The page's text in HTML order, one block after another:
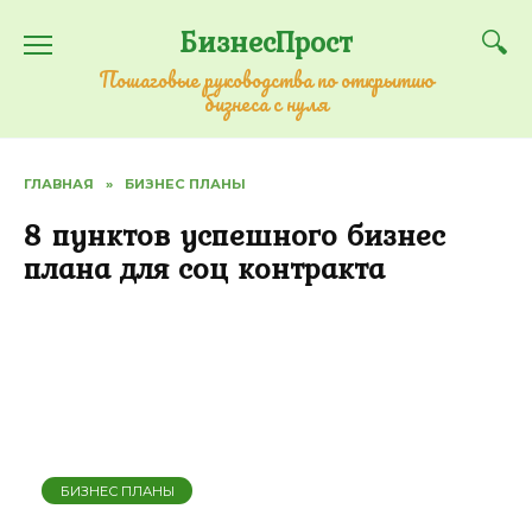
содержанию
БизнесПрост
Пошаговые руководства по открытию
бизнеса с нуля
ГЛАВНАЯ » БИЗНЕС ПЛАНЫ
8 пунктов успешного бизнес
плана для соц контракта
БИЗНЕС ПЛАНЫ